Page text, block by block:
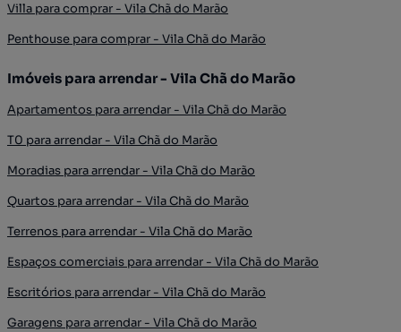
Villa para comprar - Vila Chã do Marão
Penthouse para comprar - Vila Chã do Marão
Imóveis para arrendar - Vila Chã do Marão
Apartamentos para arrendar - Vila Chã do Marão
T0 para arrendar - Vila Chã do Marão
Moradias para arrendar - Vila Chã do Marão
Quartos para arrendar - Vila Chã do Marão
Terrenos para arrendar - Vila Chã do Marão
Espaços comerciais para arrendar - Vila Chã do Marão
Escritórios para arrendar - Vila Chã do Marão
Garagens para arrendar - Vila Chã do Marão